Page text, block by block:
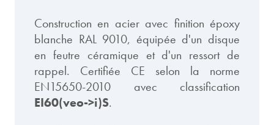
Construction en acier avec finition époxy
blanche RAL 9010, équipée d'un disque
en feutre céramique et d'un ressort de
rappel. Certifiée CE selon la norme
EN15650-2010 avec classification
EI60(veo->i)S.